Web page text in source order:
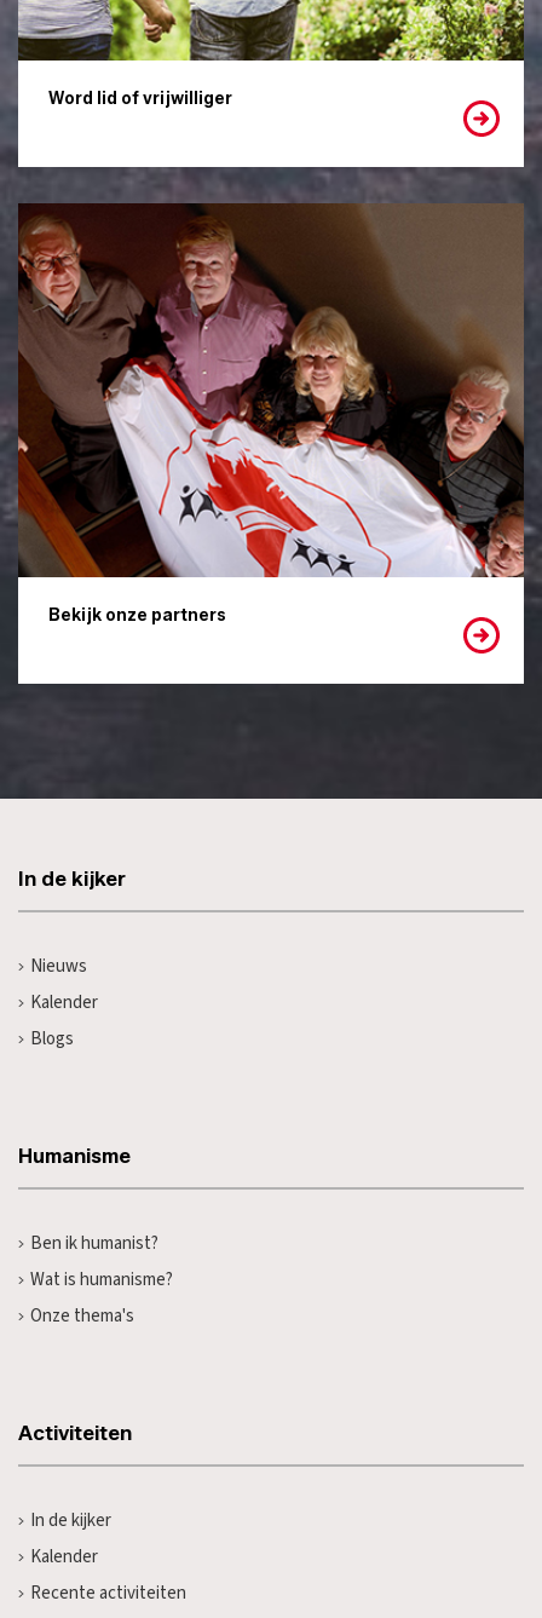
Word lid of vrijwilliger
Bekijk onze partners
In de kijker
Nieuws
Kalender
Blogs
Humanisme
Ben ik humanist?
Wat is humanisme?
Onze thema's
Activiteiten
In de kijker
Kalender
Recente activiteiten